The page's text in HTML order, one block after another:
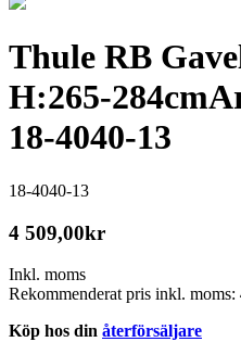
Thule RB
H:265-284cm
18-4040-13
18-4040-13
4 509,00kr
Inkl. moms
Rekommenderat pris inkl. moms:
Köp hos din återförsäljare